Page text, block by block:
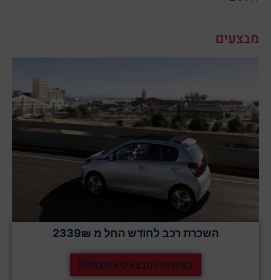
מבצעים
השכרת רכב לחודש החל מ 2339₪
הצטרפו למבצעים והטבות